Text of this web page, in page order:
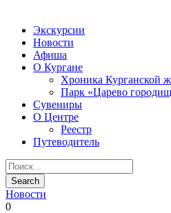
Экскурсии
Новости
Афиша
О Кургане
Хроника Курганской
Парк «Царево
Сувениры
О Центре
Реестр
Путеводитель
Новости
0